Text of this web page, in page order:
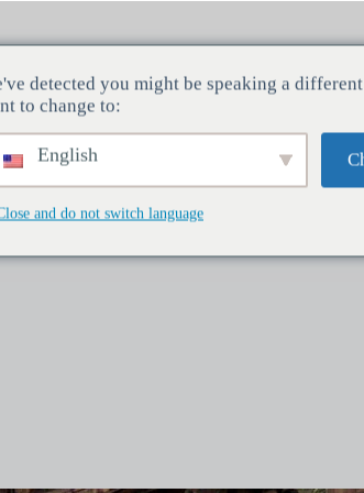
detected you might be speaking a
to change to:
English
and do not switch language